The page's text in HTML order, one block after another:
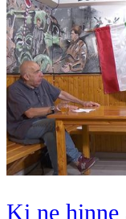
Ki ne hinne